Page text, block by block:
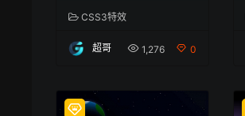
CSS3特效
超哥 1,276 0